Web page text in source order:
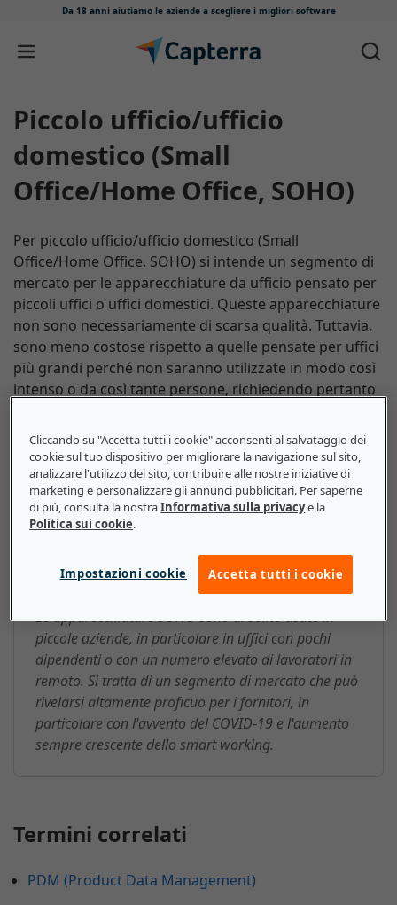
Da 18 anni aiutiamo le aziende a scegliere i migliori software
Salta e vai al contenuto
Piccolo ufficio/ufficio
domestico (Small
Office/Home Office, SOHO)
Per piccolo ufficio/ufficio domestico (Small
Office/Home Office, SOHO) si intende un segmento di
mercato per le apparecchiature da ufficio pensato per
piccoli uffici o uffici domestici. Queste apparecchiature
non sono necessariamente di scarsa qualità. Tuttavia,
sono meno costose rispetto a quelle pensate per uffici
più grandi perché non saranno utilizzate in modo così
intenso o da così tante persone, richiedendo pertanto
Piccolo ufficio/ufficio domestico
(Small Office/Home Office, SOHO):
ecco cosa devono sapere le
piccole e medie imprese
Le apparecchiature SOHO sono di solito usate in
piccole aziende, in particolare in uffici con pochi
dipendenti o con un numero elevato di lavoratori in
remoto. Si tratta di un segmento di mercato che può
rivelarsi altamente proficuo per i fornitori, in
particolare con l'avvento del COVID-19 e l'aumento
sempre crescente dello smart working.
Termini correlati
PDM (Product Data Management)
Cliccando su "Accetta tutti i cookie" acconsenti al salvataggio dei
cookie sul tuo dispositivo per migliorare la navigazione sul sito,
analizzare l'utilizzo del sito, contribuire alle nostre iniziative di
marketing e personalizzare gli annunci pubblicitari. Per saperne
di più, consulta la nostraInformativa sulla privacye la
Politica sui cookie.
Impostazioni cookie Accetta tutti i cookie